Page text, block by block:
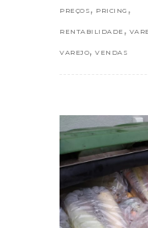
PREÇOS , PRICING ,
RENTABILIDADE ,
VAREJO, VENDAS